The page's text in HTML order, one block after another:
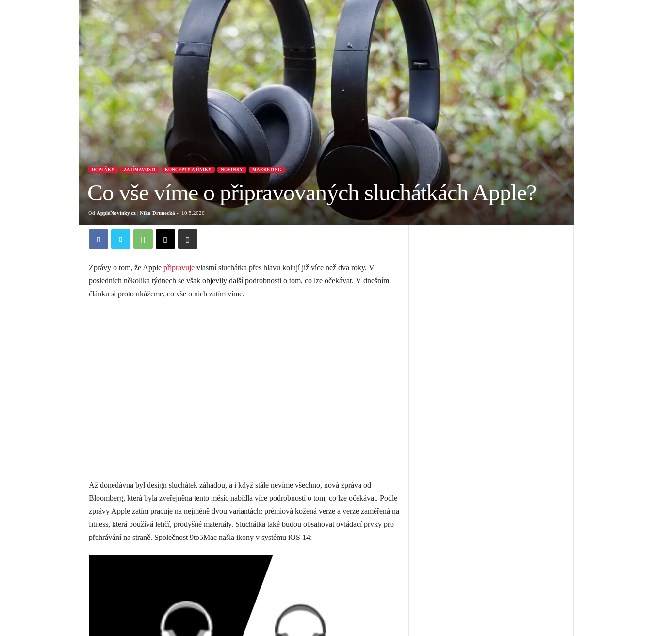
DOPLŇKY ZAJÍMAVOSTI KONCEPTY A ÚNIKY NOVINKY MARKETING
Co vše víme o připravovaných sluchátkách Apple?
Od AppleNovinky.cz | Nika Drunecká - 10.5.2020
Zprávy o tom, že Apple připravujevlastní sluchátka přes hlavu kolují již více než dva roky. V
posledních několika týdnech se však objevily další podrobnosti o tom, co lze očekávat. V dnešním
článku si proto ukážeme, co vše o nich zatím víme.
Až donedávna byl design sluchátek záhadou, a i když stále nevíme všechno, nová zpráva od
Bloomberg, která byla zveřejněna tento měsíc nabídla více podrobností o tom, co lze očekávat. Podle
zprávy Apple zatím pracuje na nejméně dvou variantách: prémiová kožená verze a verze zaměřená na
fitness, která používá lehčí, prodyšné materiály. Sluchátka také budou obsahovat ovládací prvky pro
přehrávání na straně. Společnost 9to5Mac našla ikony v systému iOS 14: